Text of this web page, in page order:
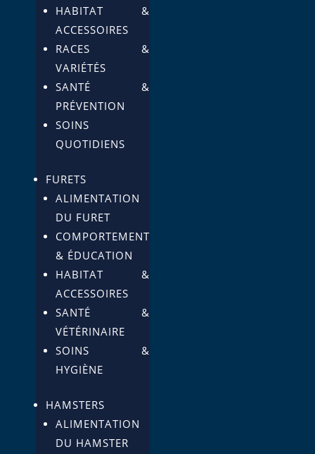
HABITAT &
ACCESSOIRES
RACES &
VARIÉTÉS
SANTÉ &
PRÉVENTION
SOINS
QUOTIDIENS
FURETS
ALIMENTATION
DU FURET
COMPORTEMENT
& ÉDUCATION
HABITAT &
ACCESSOIRES
SANTÉ &
VÉTÉRINAIRE
SOINS &
HYGIÈNE
HAMSTERS
ALIMENTATION
DU HAMSTER